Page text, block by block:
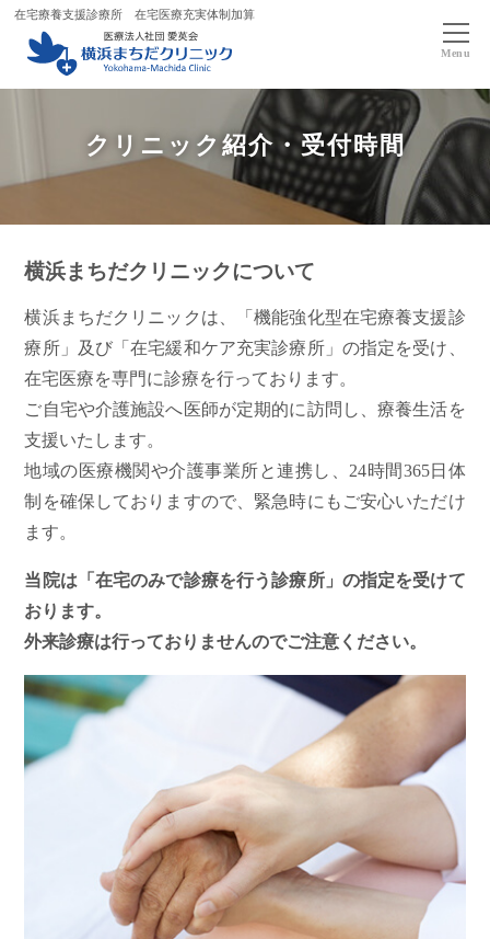
在宅療養支援診療所 在宅医療充実体制加算
Menu
クリニック紹介・受付時間
横浜まちだクリニックについて
横浜まちだクリニックは、「機能強化型在宅療養支援診
療所」及び「在宅緩和ケア充実診療所」の指定を受け、
在宅医療を専門に診療を行っております。
ご自宅や介護施設へ医師が定期的に訪問し、療養生活を
支援いたします。
地域の医療機関や介護事業所と連携し、24時間365日体
制を確保しておりますので、緊急時にもご安心いただけ
ます。
当院は「在宅のみで診療を行う診療所」の指定を受けて
おります。
外来診療は行っておりませんのでご注意ください。